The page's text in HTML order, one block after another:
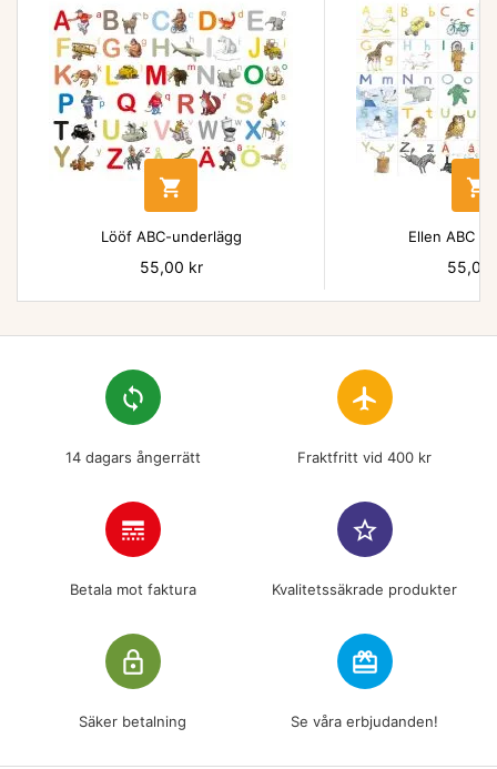

Lööf ABC-underlägg
Pris
55,00 kr

Ellen ABC
Pris
55,00
loop
14 dagars ångerrätt
flight
Fraktfritt vid 400 kr
line_style
Betala mot faktura
star_border
Kvalitetssäkrade produkter
lock_outline
Säker betalning
redeem
Se våra erbjudanden!